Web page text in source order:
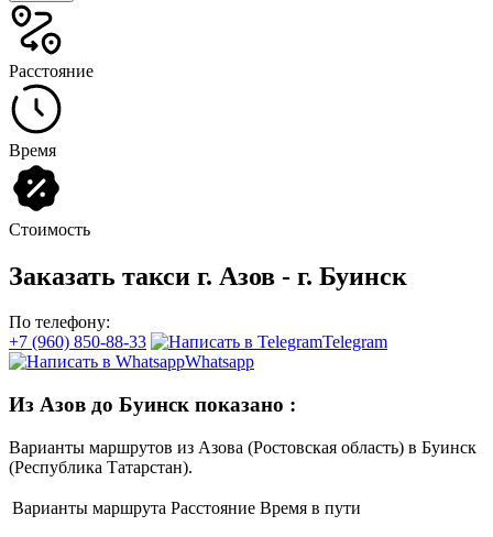
Расстояние
Время
Стоимость
Заказать такси г. Азов - г. Буинск
По телефону:
+7 (960) 850-88-33
Telegram
Whatsapp
Из Азов до Буинск показано :
Варианты маршрутов из Азова (Ростовская область) в Буинск
(Республика Татарстан).
Варианты маршрута Расстояние Время в пути